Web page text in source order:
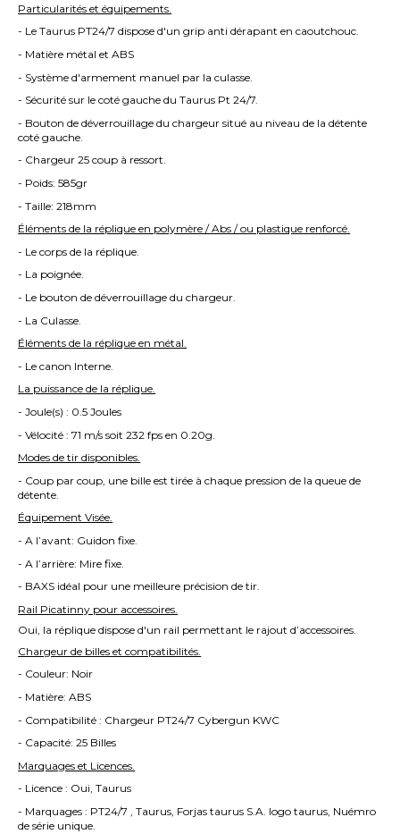
Particularités et équipements.
- Le Taurus PT24/7 dispose d'un grip anti dérapant en caoutchouc.
- Matière métal et ABS
- Système d'armement manuel par la culasse.
- Sécurité sur le coté gauche du Taurus Pt 24/7.
- Bouton de déverrouillage du chargeur situé au niveau de la détente
coté gauche.
- Chargeur 25 coup à ressort.
- Poids: 585gr
- Taille: 218mm
Éléments de la réplique en polymère / Abs / ou plastique renforcé.
- Le corps de la réplique.
- La poignée.
- Le bouton de déverrouillage du chargeur.
- La Culasse.
Éléments de la réplique en métal.
- Le canon Interne.
La puissance de la réplique.
- Joule(s) : 0.5 Joules
- Vélocité : 71 m/s soit 232 fps en 0.20g.
Modes de tir disponibles.
- Coup par coup, une bille est tirée à chaque pression de la queue de
détente.
Équipement Visée.
- A l’avant: Guidon fixe.
- A l’arrière: Mire fixe.
- BAXS idéal pour une meilleure précision de tir.
Rail Picatinny pour accessoires.
Oui, la réplique dispose d'un rail permettant le rajout d’accessoires.
Chargeur de billes et compatibilités.
- Couleur: Noir
- Matière: ABS
- Compatibilité : Chargeur PT24/7 Cybergun KWC
- Capacité: 25 Billes
Marquages et Licences.
- Licence : Oui, Taurus
- Marquages : PT24/7 , Taurus, Forjas taurus S.A. logo taurus, Nuémro
de série unique.